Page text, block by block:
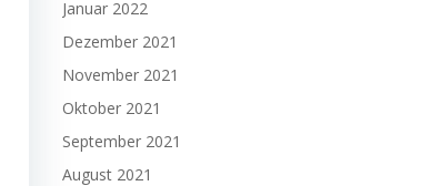
Januar 2022
Dezember 2021
November 2021
Oktober 2021
September 2021
August 2021